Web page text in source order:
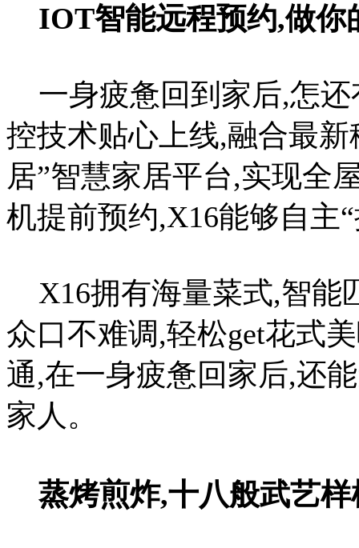
IOT智能远程预约,做你
一身疲惫回到家后,怎
控技术贴心上线,融合最
居”智慧家居平台,实现全
机提前预约,X16能够自主
X16拥有海量菜式,智能
众口不难调,轻松get花式
通,在一身疲惫回家后,还
家人。
蒸烤煎炸,十八般武艺